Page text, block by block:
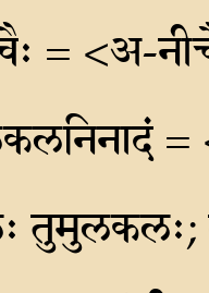
= <अ-
तुमुलकलः;